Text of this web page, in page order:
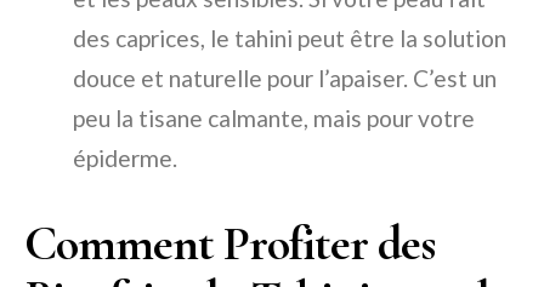
des caprices, le tahini peut être la solution
douce et naturelle pour l’apaiser. C’est un
peu la tisane calmante, mais pour votre
épiderme.
Comment Profiter des